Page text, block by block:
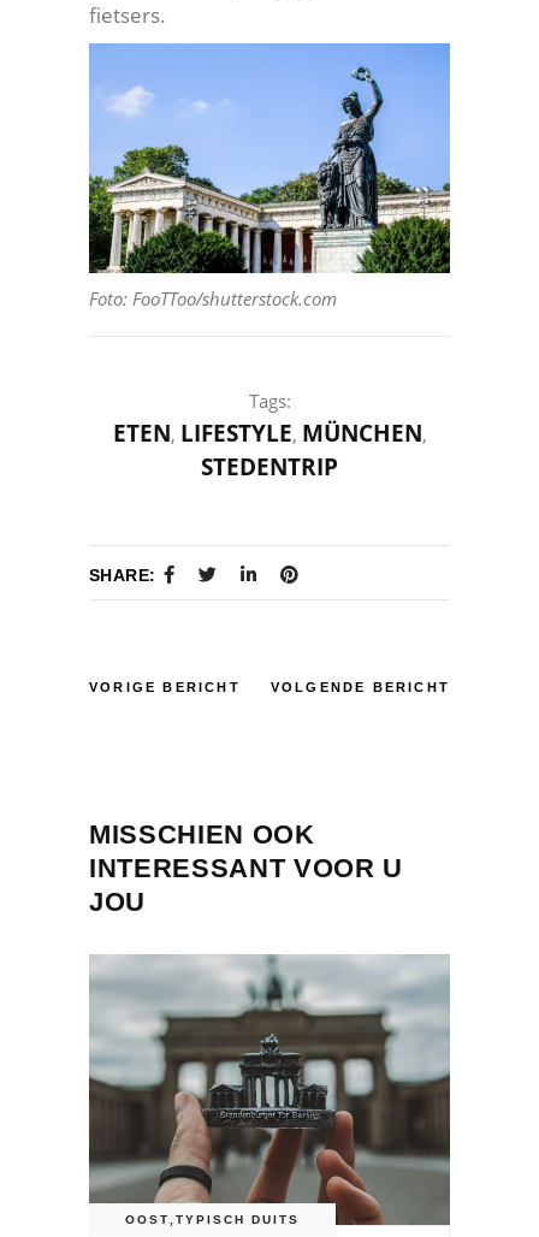
fietsers.
Foto: FooTToo/shutterstock.com
Tags:
ETEN, LIFESTYLE, MÜNCHEN,
STEDENTRIP
SHARE:
VORIGE BERICHT VOLGENDE BERICHT
MISSCHIEN OOK
INTERESSANT VOOR U
JOU
OOST,TYPISCH DUITS